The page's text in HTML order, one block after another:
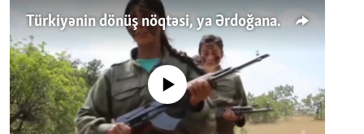
Türkiyənin dönüş nöqtəsi, ya Ərdoğana üçüncü şans: PKK ilə qəfil barışıq nə deməkdir?
No media source currently available